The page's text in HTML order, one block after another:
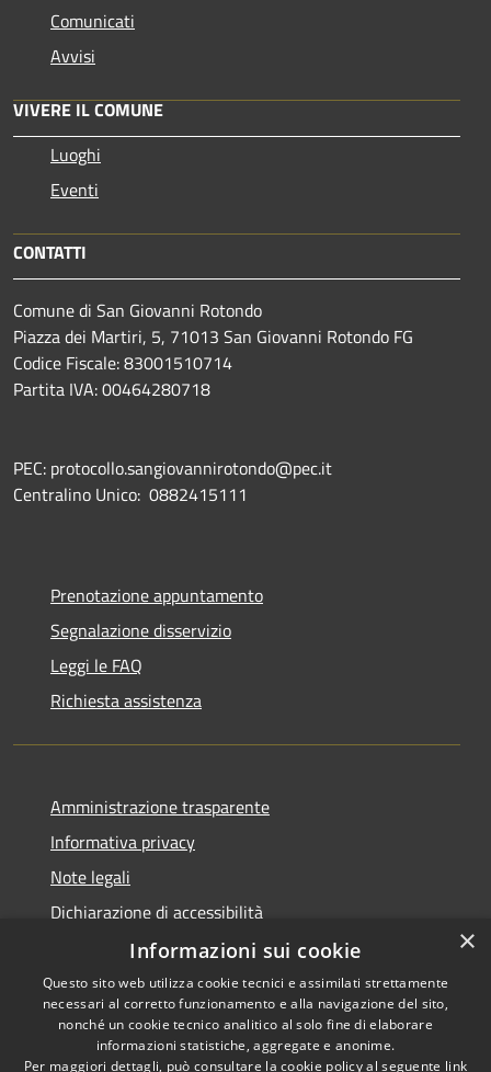
Comunicati
Avvisi
VIVERE IL COMUNE
Luoghi
Eventi
CONTATTI
Comune di San Giovanni Rotondo
Piazza dei Martiri, 5, 71013 San Giovanni Rotondo FG
Codice Fiscale: 83001510714
Partita IVA: 00464280718
PEC: protocollo.sangiovannirotondo@pec.it
Centralino Unico: 0882415111
Prenotazione appuntamento
Segnalazione disservizio
Leggi le FAQ
Richiesta assistenza
Amministrazione trasparente
Informativa privacy
Note legali
Dichiarazione di accessibilità
Accessibilità
Copyright © 2026 • Comune di
San Giovanni Rotondo •
×
Informazioni sui cookie
Questo sito web utilizza cookie tecnici e assimilati strettamente
necessari al corretto funzionamento e alla navigazione del sito,
nonché un cookie tecnico analitico al solo fine di elaborare
informazioni statistiche, aggregate e anonime.
Per maggiori dettagli, può consultare la cookie policy al seguente link